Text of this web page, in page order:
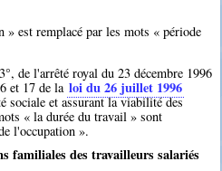
» est remplacé par les mots « période
de l'arrêté royal du 23 décembre 1996
et 17 de la loi du 26 juillet 1996
sociale et assurant la viabilité des
« la durée du travail » sont
l'occupation ».
des travailleurs salariés